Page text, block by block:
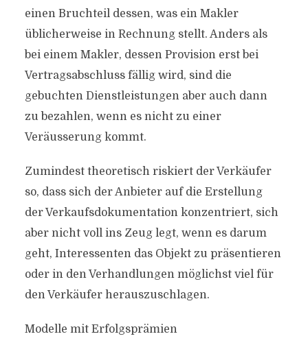
einen Bruchteil dessen, was ein Makler
üblicherweise in Rechnung stellt. Anders als
bei einem Makler, dessen Provision erst bei
Vertragsabschluss fällig wird, sind die
gebuchten Dienstleistungen aber auch dann
zu bezahlen, wenn es nicht zu einer
Veräusserung kommt.
Zumindest theoretisch riskiert der Verkäufer
so, dass sich der Anbieter auf die Erstellung
der Verkaufsdokumentation konzentriert, sich
aber nicht voll ins Zeug legt, wenn es darum
geht, Interessenten das Objekt zu präsentieren
oder in den Verhandlungen möglichst viel für
den Verkäufer herauszuschlagen.
Modelle mit Erfolgsprämien